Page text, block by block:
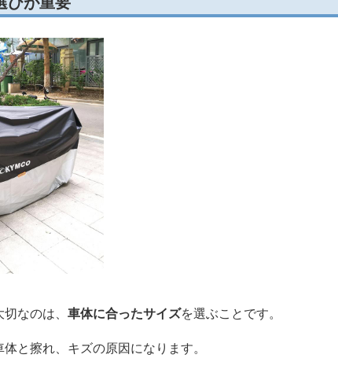
なのは、 車体に合ったサイズを選ぶことです。
と擦れ、キズの原因になります。